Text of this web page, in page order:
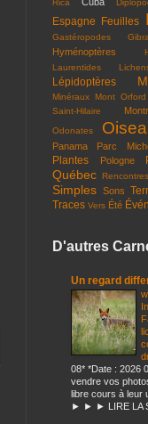
Rica
Espagne Feuilles
Gastéropodes
Hyménoptères
Laurentides
Lépidoptères
Minéraux Mont Orford
Saint-Hilaire
Odonates
Panama Parc
Plantes Pologne
Québec Rencontres
Simples Sons
Traces Vers Été
D'autres
Un regard
08* *Date : 2026
vendre vos
libre cours à leur
► ► ► LIRE LA